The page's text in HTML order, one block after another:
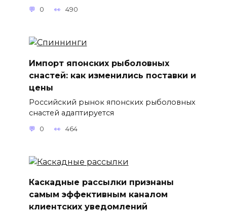
0 490
Импорт японских рыболовных
снастей: как изменились поставки и
цены
Российский рынок японских рыболовных
снастей адаптируется
0 464
Каскадные рассылки признаны
самым эффективным каналом
клиентских уведомлений